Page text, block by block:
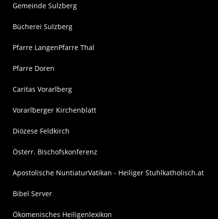
Gemeinde Sulzberg
Bücherei Sulzberg
Pfarre LangenPfarre Thal
Pfarre Doren
Caritas Vorarlberg
Vorarlberger Kirchenblatt
Diözese Feldkirch
Österr. Bischofskonferenz
Apostolische NuntiaturVatikan - Heiliger Stuhlkatholisch.at
Bibel Server
Ökomenisches Heiligenlexikon